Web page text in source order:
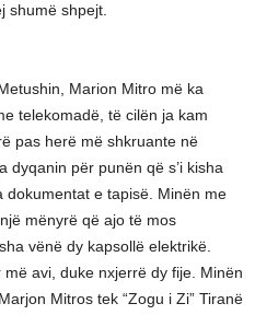
shumë shpejt.
Marion Mitro më ka
telekomadë, të cilën ja kam
pas herë më shkruante në
dyqanin për punën që s’i kisha
dokumentat e tapisë. Minën me
mënyrë që ajo të mos
vënë dy kapsollë elektrikë.
avi, duke nxjerrë dy fije. Minën
Mitros tek “Zogu i Zi” Tiranë